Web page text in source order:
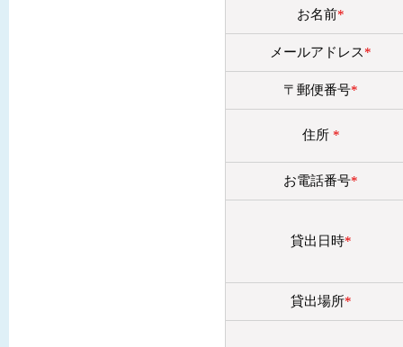
お名前*
メールアドレス*
〒郵便番号*
住所 *
お電話番号*
貸出日時*
貸出場所*